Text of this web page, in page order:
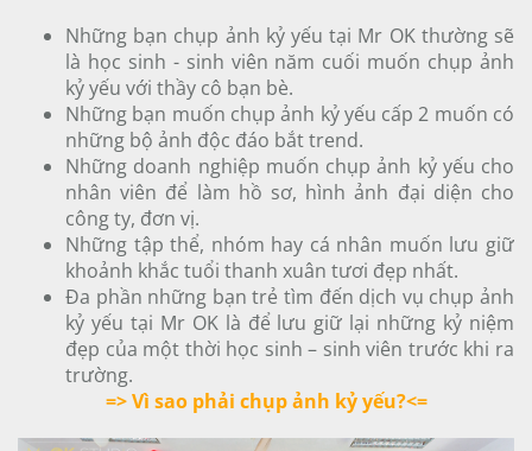
Những bạn chụp ảnh kỷ yếu tại Mr OK thường sẽ
là học sinh - sinh viên năm cuối muốn chụp ảnh
kỷ yếu với thầy cô bạn bè.
Những bạn muốn chụp ảnh kỷ yếu cấp 2 muốn có
những bộ ảnh độc đáo bắt trend.
Những doanh nghiệp muốn chụp ảnh kỷ yếu cho
nhân viên để làm hồ sơ, hình ảnh đại diện cho
công ty, đơn vị.
Những tập thể, nhóm hay cá nhân muốn lưu giữ
khoảnh khắc tuổi thanh xuân tươi đẹp nhất.
Đa phần những bạn trẻ tìm đến dịch vụ chụp ảnh
kỷ yếu tại Mr OK là để lưu giữ lại những kỷ niệm
đẹp của một thời học sinh – sinh viên trước khi ra
trường.
=> Vì sao phải chụp ảnh kỷ yếu?<=